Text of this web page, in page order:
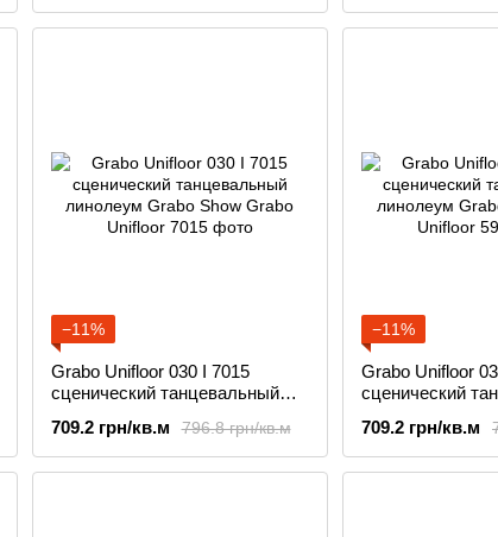
−11%
Grabo Unifloor 030 I 7015
сценический танцевальный
796.8 грн/кв.м
709.2 грн/кв.м
−11%
Grabo Unifloor
сценический
709.2 грн/кв.м